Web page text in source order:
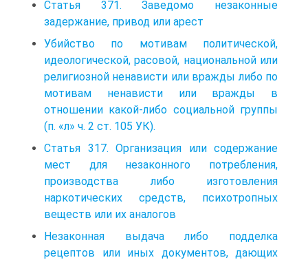
Статья 371. Заведомо незаконные
задержание, привод или арест
Убийство по мотивам политической,
идеологической, расовой, национальной или
религиозной ненависти или вражды либо по
мотивам ненависти или вражды в
отношении какой-либо социальной группы
(п. «л» ч. 2 ст. 105 УК).
Статья 317. Организация или содержание
мест для незаконного потребления,
производства либо изготовления
наркотических средств, психотропных
веществ или их аналогов
Незаконная выдача либо подделка
рецептов или иных документов, дающих